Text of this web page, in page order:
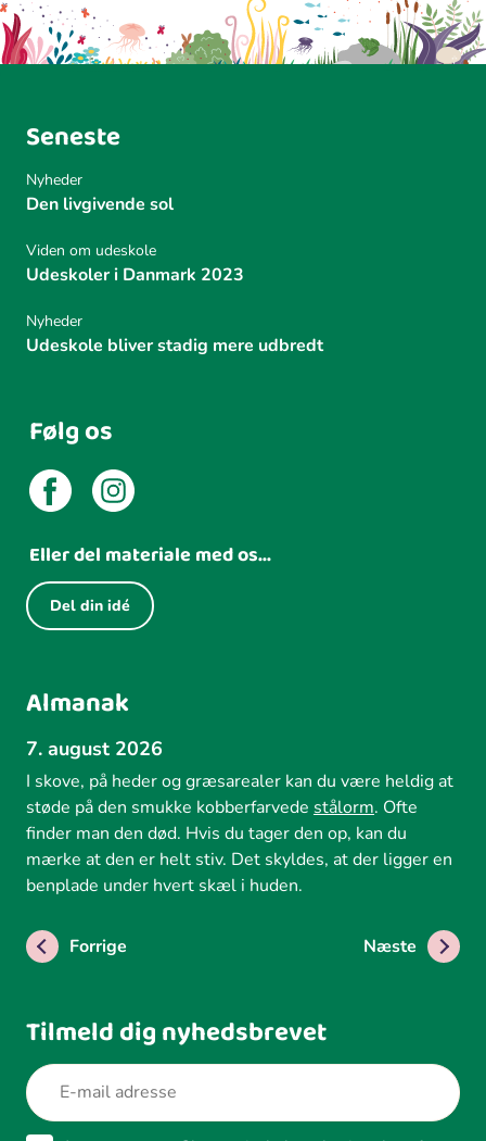
Seneste
Nyheder
Den livgivende sol
Viden om udeskole
Udeskoler i Danmark 2023
Nyheder
Udeskole bliver stadig mere udbredt
Følg os
Eller del materiale med os...
Del din idé
Almanak
7. august 2026
I skove, på heder og græsarealer kan du være heldig at
støde på den smukke kobberfarvede stålorm. Ofte
finder man den død. Hvis du tager den op, kan du
mærke at den er helt stiv. Det skyldes, at der ligger en
benplade under hvert skæl i huden.
Forrige Næste
Tilmeld dig nyhedsbrevet